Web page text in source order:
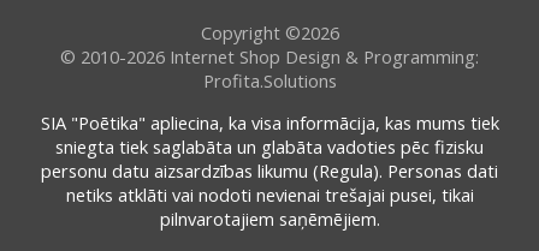
Copyright ©2026
© 2010-2026 Internet Shop Design & Programming:
Profita.Solutions
SIA "Poētika" apliecina, ka visa informācija, kas mums tiek
sniegta tiek saglabāta un glabāta vadoties pēc fizisku
personu datu aizsardzības likumu (Regula). Personas dati
netiks atklāti vai nodoti nevienai trešajai pusei, tikai
pilnvarotajiem saņēmējiem.